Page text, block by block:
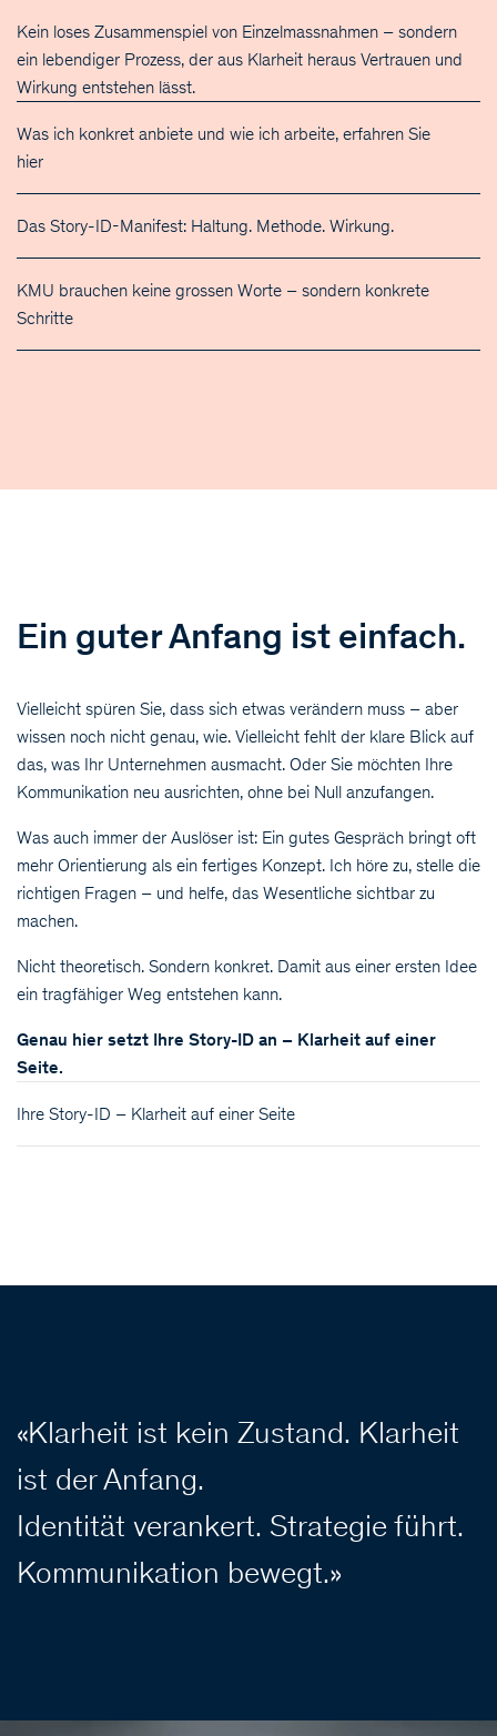
Kein loses Zusammenspiel von Einzelmassnahmen – sondern
ein lebendiger Prozess, der aus Klarheit heraus Vertrauen und
Wirkung entstehen lässt.
Was ich konkret anbiete und wie ich arbeite, erfahren Sie
hier
Das Story-ID-Manifest: Haltung. Methode. Wirkung.
KMU brauchen keine grossen Worte – sondern konkrete
Schritte
Ein guter Anfang ist einfach.
Vielleicht spüren Sie, dass sich etwas verändern muss – aber
wissen noch nicht genau, wie. Vielleicht fehlt der klare Blick auf
das, was Ihr Unternehmen ausmacht. Oder Sie möchten Ihre
Kommunikation neu ausrichten, ohne bei Null anzufangen.
Was auch immer der Auslöser ist: Ein gutes Gespräch bringt oft
mehr Orientierung als ein fertiges Konzept. Ich höre zu, stelle die
richtigen Fragen – und helfe, das Wesentliche sichtbar zu
machen.
Nicht theoretisch. Sondern konkret. Damit aus einer ersten Idee
ein tragfähiger Weg entstehen kann.
Genau hier setzt Ihre Story-ID an – Klarheit auf einer
Seite.
Ihre Story-ID – Klarheit auf einer Seite
«Klarheit ist kein Zustand. Klarheit
ist der Anfang.
Identität verankert. Strategie führt.
Kommunikation bewegt.»